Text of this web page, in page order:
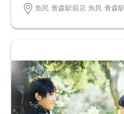
頂きます。
□当日現金支払いの方は受付に
または13：00以降にキャンセ
□最少催行人数が男性2名・女
（男女比の調整を行っており
ざいます。原則、男女比に関わ
止」及び「返金」させて頂きま
魚民 青森駅前店 魚民 青森